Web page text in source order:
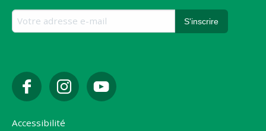
Accessibilité